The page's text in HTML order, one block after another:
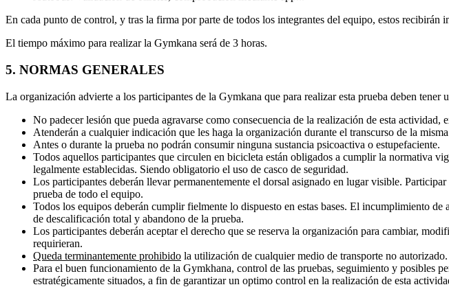
En cada punto de control, y tras la firma por parte de todos los integrantes del equipo, estos recibirán
El tiempo máximo para realizar la Gymkana será de 3 horas.
5. NORMAS GENERALES
La organización advierte a los participantes de la Gymkana que para realizar esta prueba deben
No padecer lesión que pueda agravarse como consecuencia de la realización de esta
Atenderán a cualquier indicación que les haga la organización durante el transcurso de la
Antes o durante la prueba no podrán consumir ninguna sustancia psicoactiva o estupefaciente.
Todos aquellos participantes que circulen en bicicleta están obligados a cumplir la normativa
legalmente establecidas. Siendo obligatorio el uso de casco de seguridad.
Los participantes deberán llevar permanentemente el dorsal asignado en lugar visible.
prueba de todo el equipo.
Todos los equipos deberán cumplir fielmente lo dispuesto en estas bases. El incumplimiento
de descalificación total y abandono de la prueba.
Los participantes deberán aceptar el derecho que se reserva la organización para cambiar,
requirieran.
Queda terminantemente prohibido la utilización de cualquier medio de transporte no autorizado.
Para el buen funcionamiento de la Gymkhana, control de las pruebas, seguimiento y posibles
estratégicamente situados, a fin de garantizar un optimo control en la realización de esta